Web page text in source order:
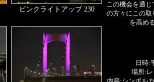
ピンクライトアップ 230
この機会を通じ
の方々にこの
を高め
日時:
場所:レ